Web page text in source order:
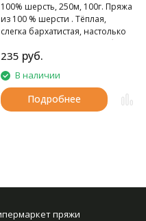
100% шерсть, 250м, 100г. Пряжа
из 100 % шерсти . Тёплая,
слегка бархатистая, настолько
мягкая, на сколько может быть
натуральная шерсть.
235 руб.
В наличии
Подробнее
пряжи